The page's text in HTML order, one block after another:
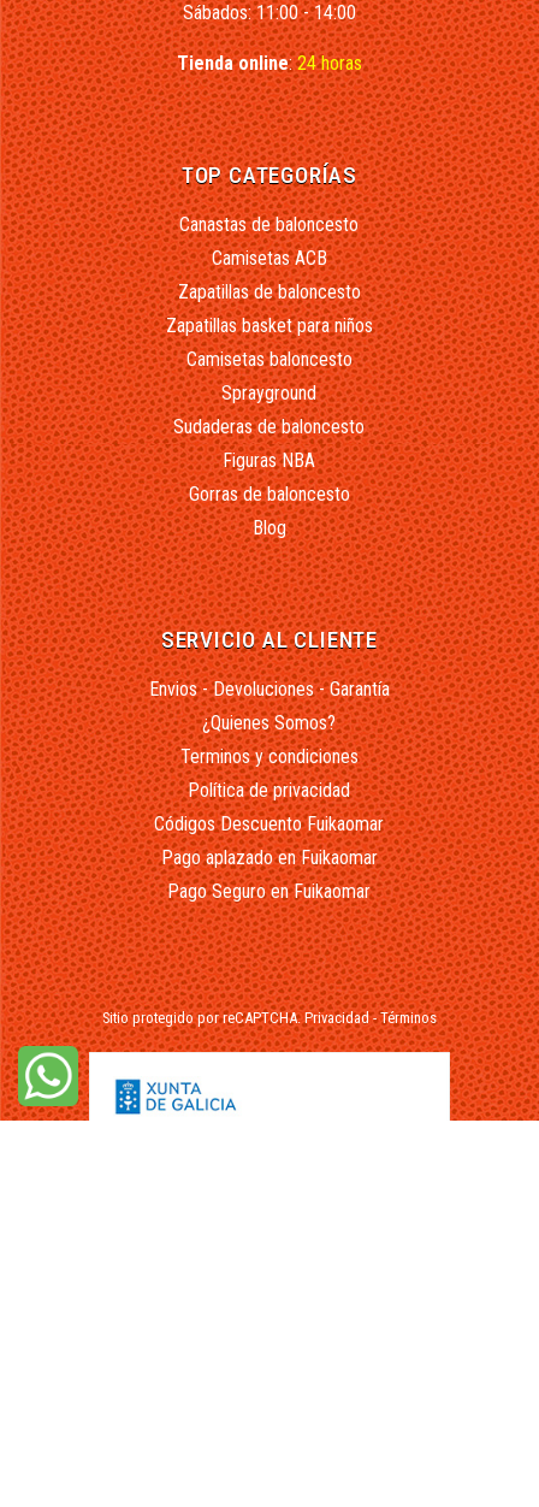
Sábados: 11:00 - 14:00
Tienda online:24 horas
TOP CATEGORÍAS
Canastas de baloncesto
Camisetas ACB
Zapatillas de baloncesto
Zapatillas basket para niños
Camisetas baloncesto
Sprayground
Sudaderas de baloncesto
Figuras NBA
Gorras de baloncesto
Blog
SERVICIO AL CLIENTE
Envios - Devoluciones - Garantía
¿Quienes Somos?
Terminos y condiciones
Política de privacidad
Códigos Descuento Fuikaomar
Pago aplazado en Fuikaomar
Pago Seguro en Fuikaomar
Sitio protegido por reCAPTCHA.Privacidad-Términos